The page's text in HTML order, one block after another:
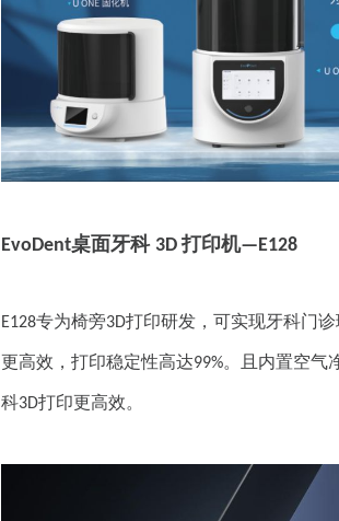
EvoDent桌面牙科 3D打印机—E128
E128专为椅旁3D打印研发，可实现牙科门
更高效，打印稳定性高达99%。且内置空气
科3D打印更高效。